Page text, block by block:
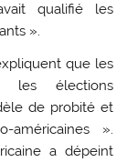
qualifié les
».
que les
les élections
de probité et
».
a dépeint